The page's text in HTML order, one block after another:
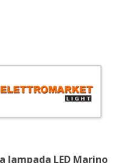
lampada LED Marino